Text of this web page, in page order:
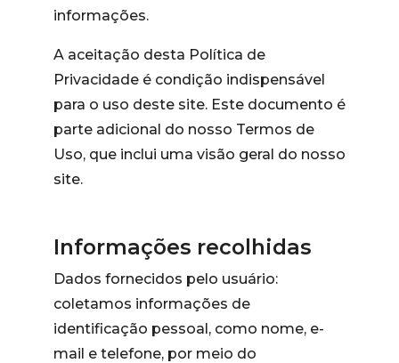
informações.
A aceitação desta Política de
Privacidade é condição indispensável
para o uso deste site. Este documento é
parte adicional do nosso Termos de
Uso, que inclui uma visão geral do nosso
site.
Informações recolhidas
Dados fornecidos pelo usuário:
coletamos informações de
identificação pessoal, como nome, e-
mail e telefone, por meio do